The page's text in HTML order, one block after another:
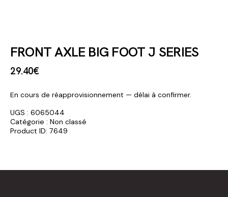
FRONT AXLE BIG FOOT J SERIES
29.40€
En cours de réapprovisionnement — délai à confirmer.
UGS : 6065044
Catégorie : Non classé
Product ID: 7649